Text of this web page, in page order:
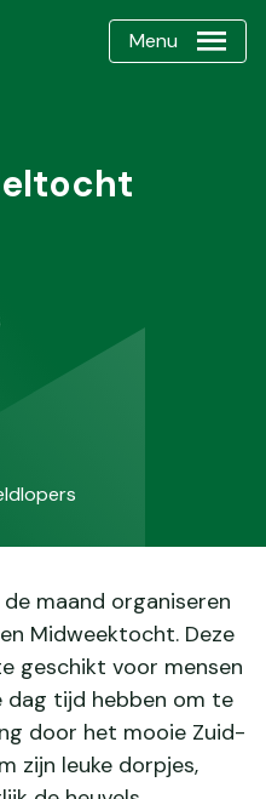
Menu
maand organiseren
Midweektocht. Deze
geschikt voor mensen
dag tijd hebben om te
door het mooie Zuid-
zijn leuke dorpjes,